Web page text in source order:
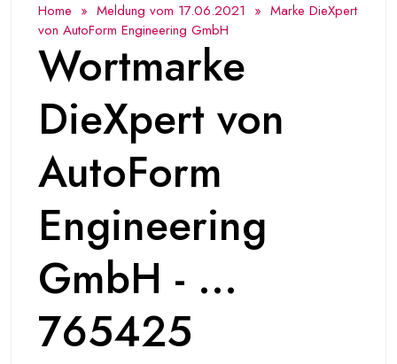
Home » Meldung vom 17.06.2021 » Marke DieXpert
von AutoForm Engineering GmbH
Wortmarke
DieXpert von
AutoForm
Engineering
GmbH - ...
765425